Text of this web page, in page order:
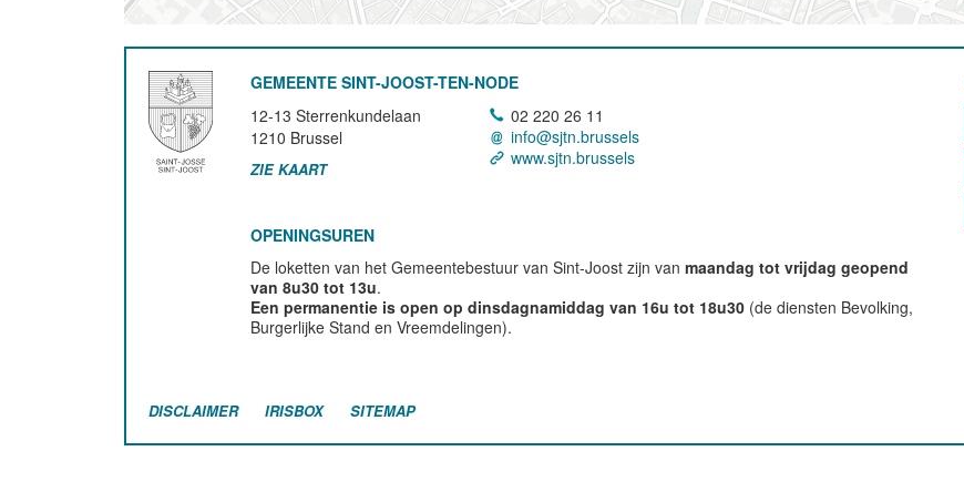
GEMEENTE SINT-JOOST-TEN-NODE
12-13 Sterrenkundelaan
1210 Brussel
ZIE KAART
02 220 26 11
info@sjtn.brussels
www.sjtn.brussels
OPENINGSUREN
De loketten van het Gemeentebestuur van Sint-Joost zijn vanmaandag tot vrijdag geopend
van 8u30 tot 13u.
Een permanentie is open op dinsdagnamiddag van 16u tot 18u30 (de diensten Bevolking,
Burgerlijke Stand en Vreemdelingen).
DISCLAIMER IRISBOX SITEMAP